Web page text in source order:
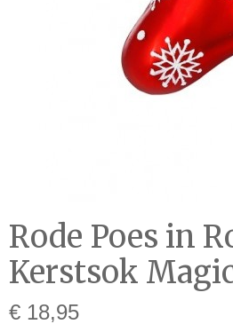
Rode Poes in
Kerstsok
€ 18,95